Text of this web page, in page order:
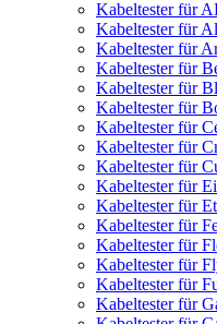
Kabeltester für
Kabeltester für
Kabeltester für
Kabeltester für
Kabeltester für
Kabeltester für
Kabeltester für
Kabeltester für
Kabeltester für
Kabeltester für
Kabeltester für
Kabeltester für
Kabeltester für
Kabeltester für
Kabeltester für
Kabeltester für